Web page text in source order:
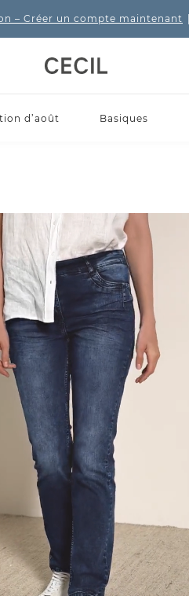
– Créer un compte maintenant
d’août Basiques